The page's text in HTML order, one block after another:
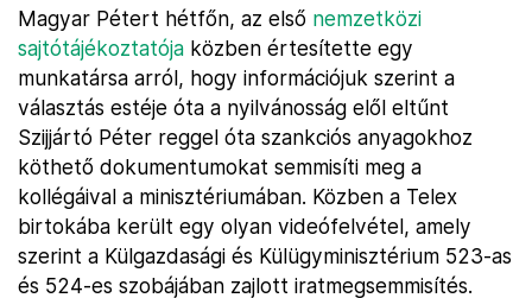
Magyar Pétert hétfőn, az első nemzetközi
sajtótájékoztatója közben értesítette egy
munkatársa arról, hogy információjuk szerint a
választás estéje óta a nyilvánosság elől eltűnt
Szijjártó Péter reggel óta szankciós anyagokhoz
köthető dokumentumokat semmisíti meg a
kollégáival a minisztériumában. Közben a Telex
birtokába került egy olyan videófelvétel, amely
szerint a Külgazdasági és Külügyminisztérium 523-as
és 524-es szobájában zajlott iratmegsemmisítés.